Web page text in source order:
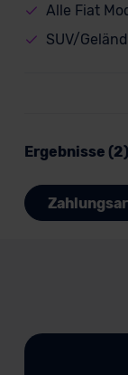
Alle Fiat
SUV/
Ergebnisse (2)